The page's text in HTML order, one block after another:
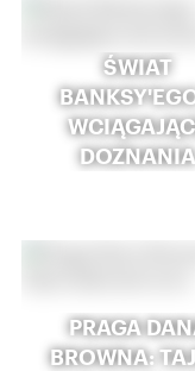
ŚWIAT
BANKSY'EGO
DOZNANIA
PRAGA
BROWNA: